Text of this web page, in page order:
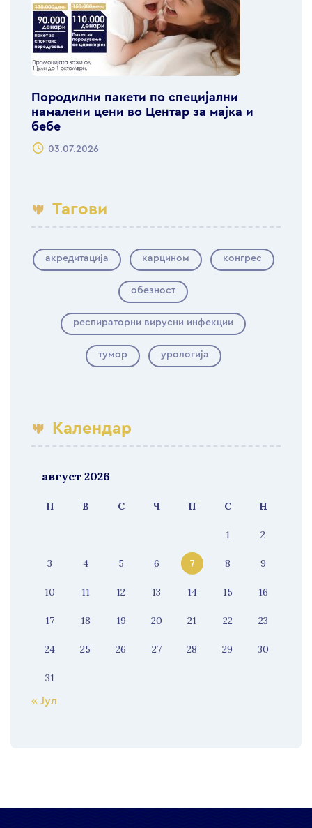
Породилни пакети по специјални
намалени цени во Центар за мајка и
бебе
03.07.2026
Тагови
акредитација карцином конгрес
обезност
респираторни вирусни инфекции
тумор урологија
Календар
август 2026
П В С Ч П С Н
1 2
3 4 5 6 7 8 9
10 11 12 13 14 15 16
17 18 19 20 21 22 23
24 25 26 27 28 29 30
31
« Јул